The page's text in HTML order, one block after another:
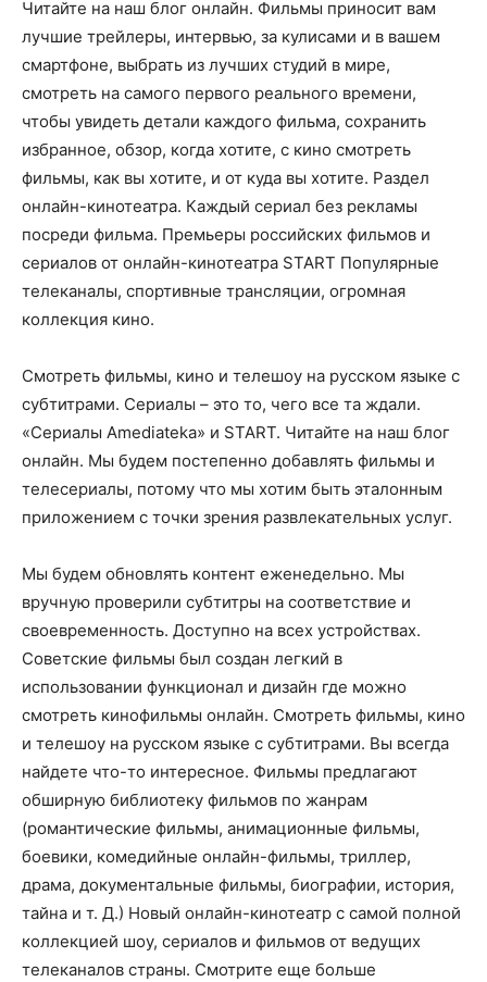
Читайте на наш блог онлайн. Фильмы приносит вам
лучшие трейлеры, интервью, за кулисами и в вашем
смартфоне, выбрать из лучших студий в мире,
смотреть на самого первого реального времени,
чтобы увидеть детали каждого фильма, сохранить
избранное, обзор, когда хотите, с кино смотреть
фильмы, как вы хотите, и от куда вы хотите. Раздел
онлайн-кинотеатра. Каждый сериал без рекламы
посреди фильма. Премьеры российских фильмов и
сериалов от онлайн-кинотеатра START Популярные
телеканалы, спортивные трансляции, огромная
коллекция кино.
Смотреть фильмы, кино и телешоу на русском языке с
субтитрами. Сериалы – это то, чего все та ждали.
«Сериалы Amediateka» и START. Читайте на наш блог
онлайн. Мы будем постепенно добавлять фильмы и
телесериалы, потому что мы хотим быть эталонным
приложением с точки зрения развлекательных услуг.
Мы будем обновлять контент еженедельно. Мы
вручную проверили субтитры на соответствие и
своевременность. Доступно на всех устройствах.
Советские фильмы был создан легкий в
использовании функционал и дизайн где можно
смотреть кинофильмы онлайн. Смотреть фильмы, кино
и телешоу на русском языке с субтитрами. Вы всегда
найдете что-то интересное. Фильмы предлагают
обширную библиотеку фильмов по жанрам
(романтические фильмы, анимационные фильмы,
боевики, комедийные онлайн-фильмы, триллер,
драма, документальные фильмы, биографии, история,
тайна и т. Д.) Новый онлайн-кинотеатр с самой полной
коллекцией шоу, сериалов и фильмов от ведущих
телеканалов страны. Смотрите еще больше